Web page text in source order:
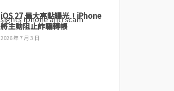
iOS 27 最大亮點曝光！iPhone
將主動阻止詐騙轉帳
2026 年 7 月 3 日